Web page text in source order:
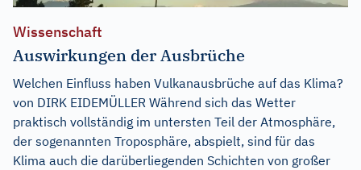
Wissenschaft
Auswirkungen der Ausbrüche
Welchen Einfluss haben Vulkanausbrüche auf das Klima?
von DIRK EIDEMÜLLER Während sich das Wetter
praktisch vollständig im untersten Teil der Atmosphäre,
der sogenannten Troposphäre, abspielt, sind für das
Klima auch die darüberliegenden Schichten von großer